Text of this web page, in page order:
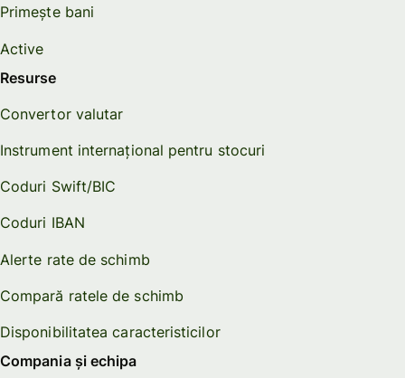
Primește bani
Active
Resurse
Convertor valutar
Instrument internațional pentru stocuri
Coduri Swift/BIC
Coduri IBAN
Alerte rate de schimb
Compară ratele de schimb
Disponibilitatea caracteristicilor
Compania și echipa